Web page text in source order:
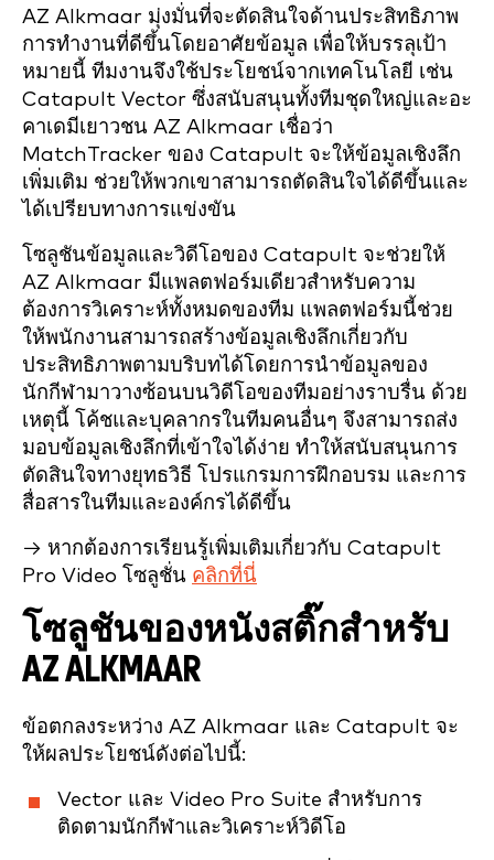
AZ Alkmaar มุ่งมั่นที่จะตัดสินใจด้านประสิทธิภาพ
การทำงานที่ดีขึ้นโดยอาศัยข้อมูล เพื่อให้บรรลุเป้า
หมายนี้ ทีมงานจึงใช้ประโยชน์จากเทคโนโลยี เช่น
Catapult Vector ซึ่งสนับสนุนทั้งทีมชุดใหญ่และอะ
คาเดมีเยาวชน AZ Alkmaar เชื่อว่า
MatchTracker ของ Catapult จะให้ข้อมูลเชิงลึก
เพิ่มเติม ช่วยให้พวกเขาสามารถตัดสินใจได้ดีขึ้นและ
ได้เปรียบทางการแข่งขัน
โซลูชันข้อมูลและวิดีโอของ Catapult จะช่วยให้
AZ Alkmaar มีแพลตฟอร์มเดียวสำหรับความ
ต้องการวิเคราะห์ทั้งหมดของทีม แพลตฟอร์มนี้ช่วย
ให้พนักงานสามารถสร้างข้อมูลเชิงลึกเกี่ยวกับ
ประสิทธิภาพตามบริบทได้โดยการนำข้อมูลของ
นักกีฬามาวางซ้อนบนวิดีโอของทีมอย่างราบรื่น ด้วย
เหตุนี้ โค้ชและบุคลากรในทีมคนอื่นๆ จึงสามารถส่ง
มอบข้อมูลเชิงลึกที่เข้าใจได้ง่าย ทำให้สนับสนุนการ
ตัดสินใจทางยุทธวิธี โปรแกรมการฝึกอบรม และการ
สื่อสารในทีมและองค์กรได้ดีขึ้น
→ หากต้องการเรียนรู้เพิ่มเติมเกี่ยวกับ Catapult
Pro Video โซลูชั่น คลิกที่นี่
โซลูชันของหนังสติ๊กสำหรับ
AZ ALKMAAR
ข้อตกลงระหว่าง AZ Alkmaar และ Catapult จะ
ให้ผลประโยชน์ดังต่อไปนี้:
Vector และ Video Pro Suite สำหรับการ
ติดตามนักกีฬาและวิเคราะห์วิดีโอ